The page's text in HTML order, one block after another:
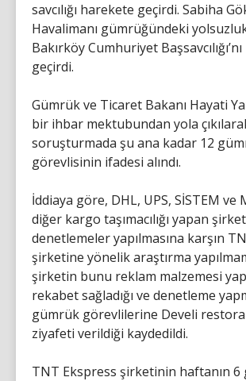
savcılığı harekete geçirdi. Sabiha
Havalimanı gümrüğündeki
Bakırköy Cumhuriyet
geçirdi.
Gümrük ve Ticaret Bakanı Hayati
bir ihbar mektubundan yola
soruşturmada şu ana kadar 12
görevlisinin ifadesi alındı.
İddiaya göre, DHL, UPS, SİSTEM ve
diğer kargo taşımacılığı yapan
denetlemeler yapılmasına karşın
şirketine yönelik araştırma
şirketin bunu reklam malzemesi
rekabet sağladığı ve denetleme
gümrük görevlilerine Develi
ziyafeti verildiği kaydedildi.
TNT Ekspress şirketinin haftanın 6